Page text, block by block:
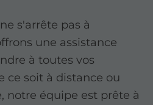
s'arrête pas à
une assistance
à toutes vos
ce soit à distance ou
notre équipe est prête à